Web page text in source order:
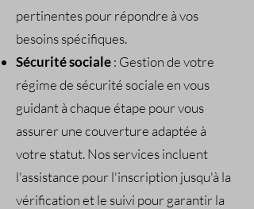
pertinentes pour répondre à vos
besoins spécifiques.​
Sécurité sociale: Gestion de votre
régime de sécurité sociale en vous
guidant à chaque étape pour vous
assurer une couverture adaptée à
votre statut. Nos services incluent
l'assistance pour l'inscription jusqu'à la
vérification et le suivi pour garantir la